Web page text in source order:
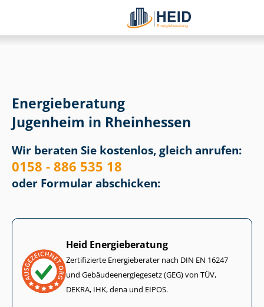
Energieberatung
Jugenheim in Rheinhessen
Wir beraten Sie kostenlos, gleich anrufen:
0158 - 886 535 18
oder Formular abschicken:
Heid Energieberatung
Zertifizierte Energieberater nach DIN EN 16247
und Ge­bäu­de­en­er­gie­ge­setz (GEG) von TÜV,
DEKRA, IHK, dena und EIPOS.